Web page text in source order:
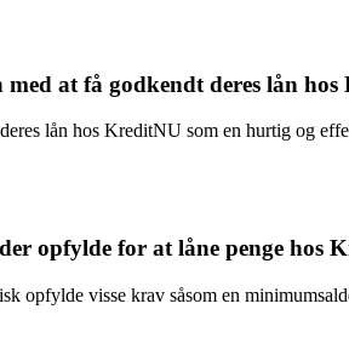
at få godkendt deres lån
lån hos KreditNU som en hurtig og
opfylde for at låne penge hos
opfylde visse krav såsom en